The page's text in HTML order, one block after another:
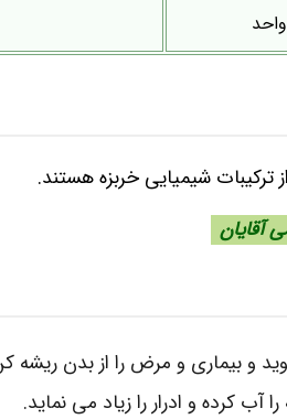
ترکیبات شیمیایی خربزه هستند.
آقایان
و بیماری و مرض را از بدن ریشه
آب کرده و ادرار را زیاد می‌ نماید.